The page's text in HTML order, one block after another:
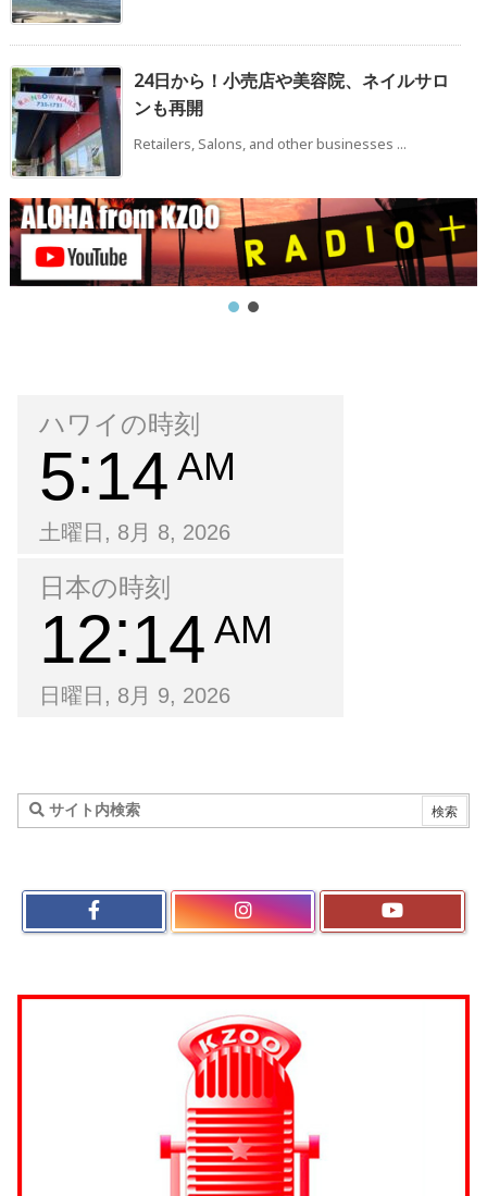
24日から！小売店や美容院、ネイルサロ
ンも再開
Retailers, Salons, and other businesses ...
ハワイの時刻
5 14 AM
土曜日, 8月 8, 2026
日本の時刻
12 14 AM
日曜日, 8月 9, 2026